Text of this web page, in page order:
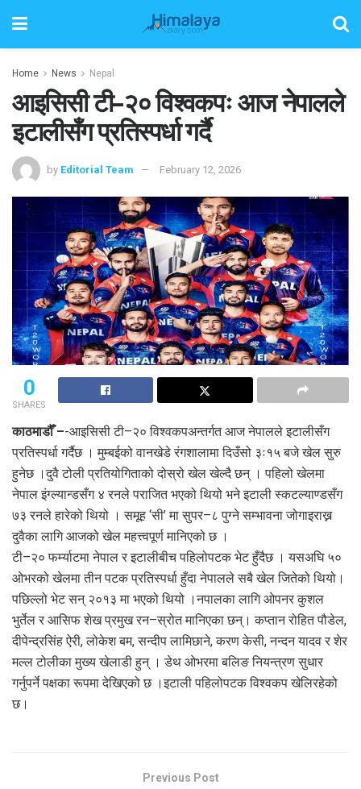
Home News Nepal
आइसिसी टी–२० विश्वकपः आज नेपालले
इटालीसँग प्रतिस्पर्धा गर्दै
by Editorial Team February 12, 2026
0
SHARES
काठमाडौँ –-आइसिसी टी–२० विश्वकपअन्तर्गत आज नेपालले इटालीसँग
प्रतिस्पर्धा गर्दैछ । मुम्बईको वानखेडे रंगशालामा दिउँसो ३ः१५ बजे खेल सुरु
हुनेछ ।दुवै टोली प्रतियोगिताको दोस्रो खेल खेल्दै छन् । पहिलो खेलमा
नेपाल इंग्ल्यान्डसँग ४ रनले पराजित भएको थियो भने इटाली स्कटल्याण्डसँग
७३ रनले हारेको थियो । समूह ‘सी’ मा सुपर–८ पुग्ने सम्भावना जोगाइराख्न
दुवैका लागि आजको खेल महत्त्वपूर्ण मानिएको छ ।
टी–२० फर्म्याटमा नेपाल र इटालीबीच पहिलोपटक भेट हुँदैछ । यसअघि ५०
ओभरको खेलमा तीन पटक प्रतिस्पर्धा हुँदा नेपालले सबै खेल जितेको थियो।
पछिल्लो भेट सन् २०१३ मा भएको थियो ।नपालका लागि ओपनर कुशल
भुर्तेल र आसिफ शेख प्रमुख रन–स्रोत मानिएका छन्। कप्तान रोहित पौडेल,
दीपेन्द्रसिंह ऐरी, लोकेश बम, सन्दीप लामिछाने, करण केसी, नन्दन यादव र शेर
मल्ल टोलीका मुख्य खेलाडी हुन् । डेथ ओभरमा बलिङ नियन्त्रण सुधार
गर्नुपर्ने पक्षका रूपमा देखिएको छ ।इटाली पहिलोपटक विश्वकप खेलिरहेको
छ।
Previous Post